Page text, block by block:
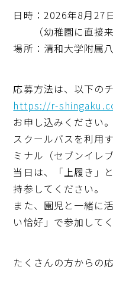
日時：2026年8月
（幼稚園に直接来
場所：清和大学附属
応募方法は、以下の
https://r-
お申し込みください。
スクールバスを利用
ミナル（セブンイレ
当日は、「上履き」
持参してください。
また、園児と一緒に
い恰好」で参加して
たくさんの方からの